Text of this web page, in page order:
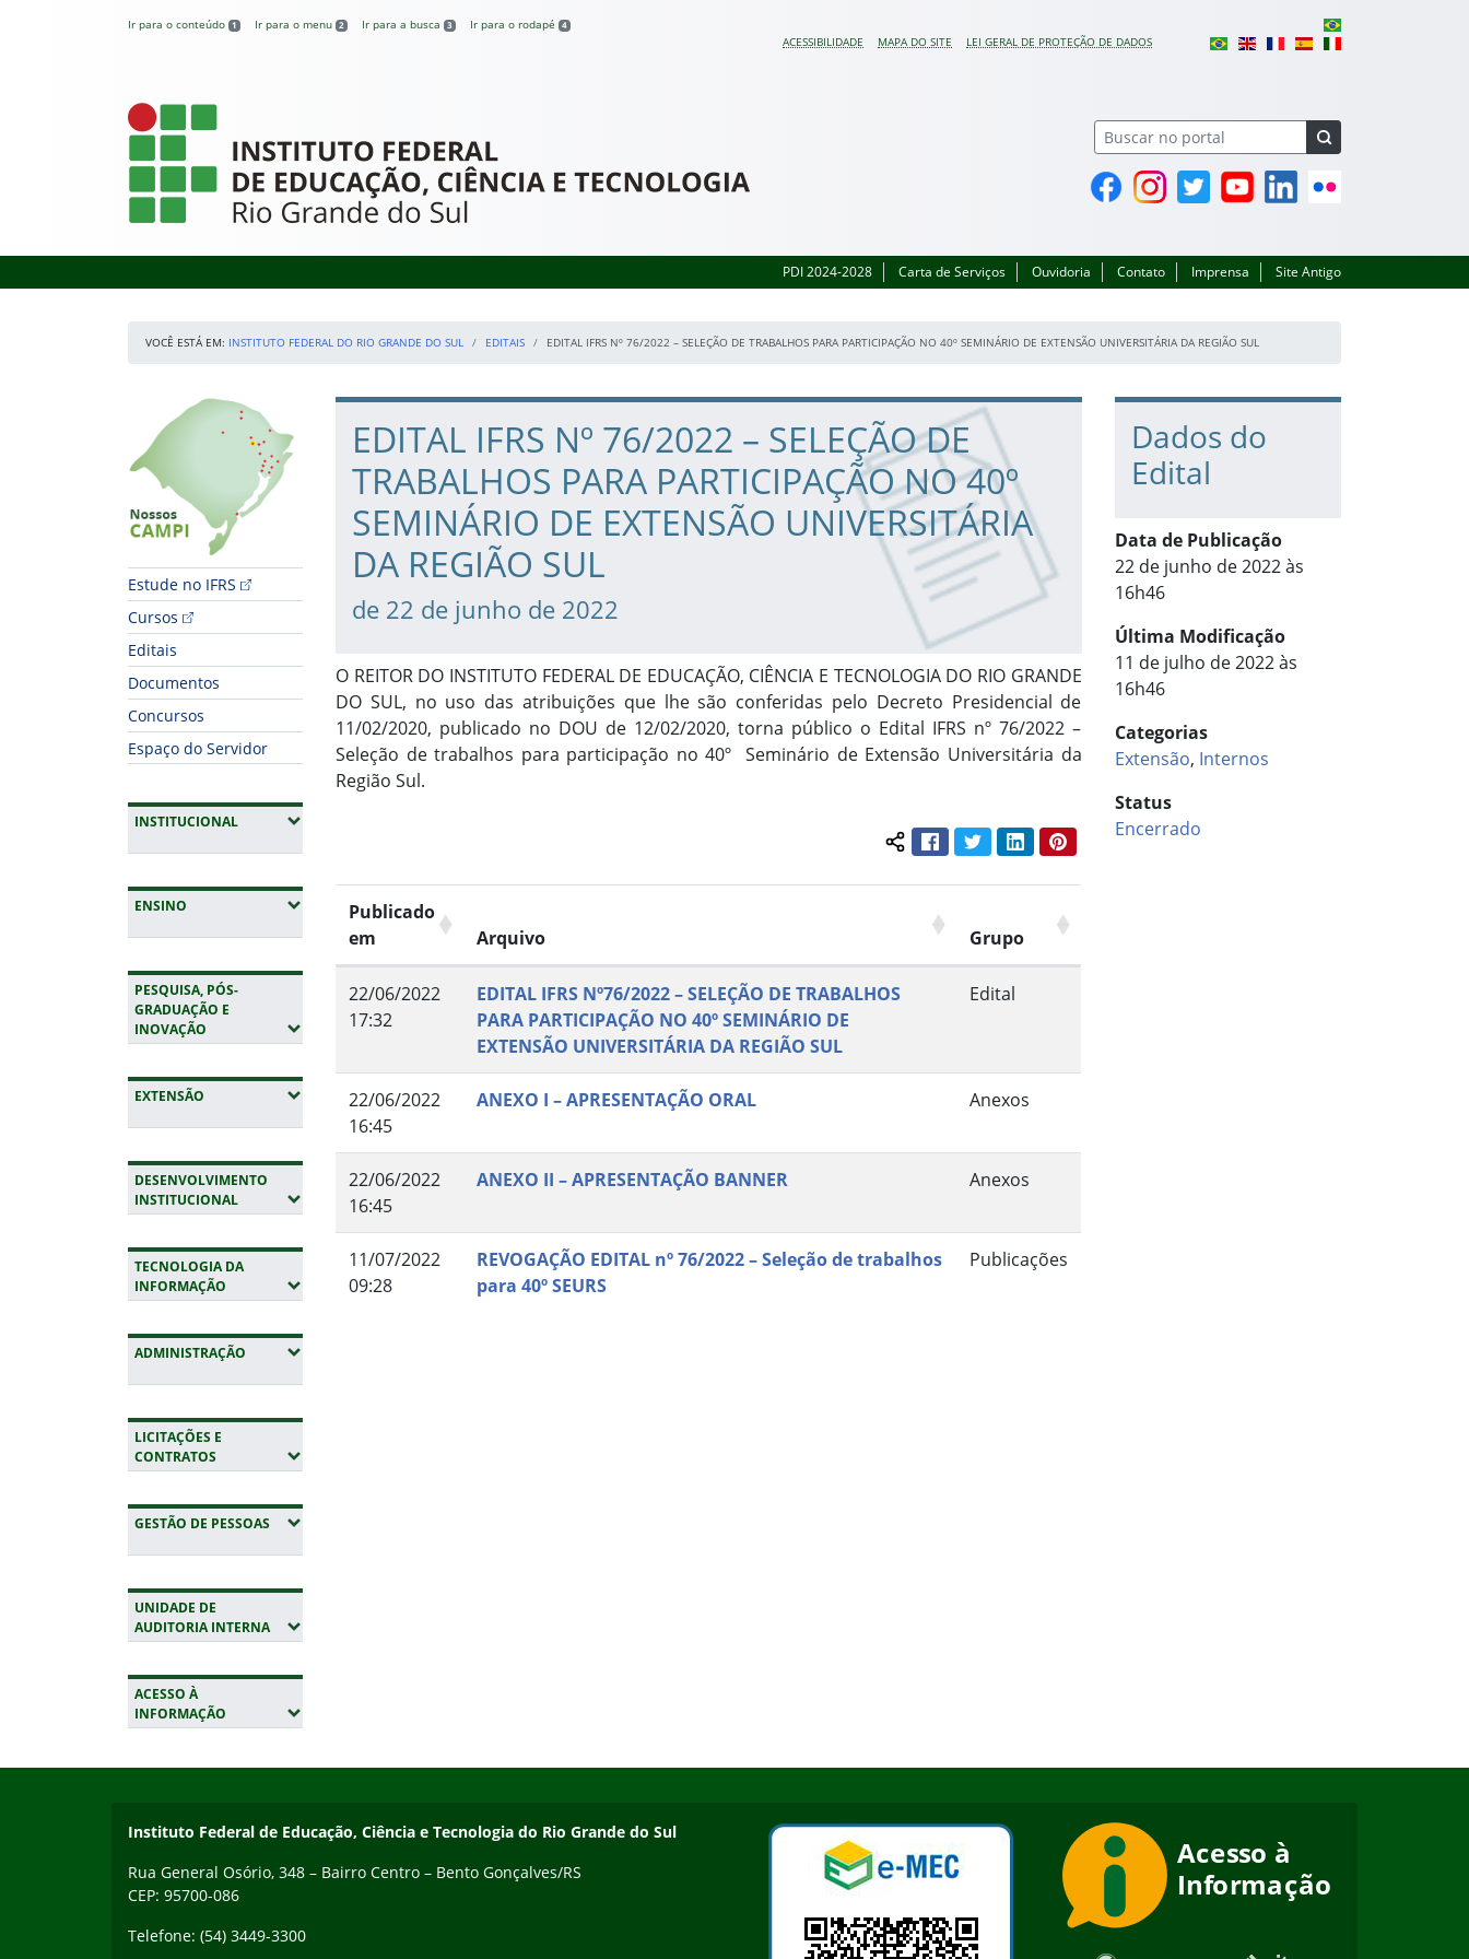
Ir para o conteúdo 1 Ir para o menu 2 Ir para a busca 3 Ir para o rodapé 4
ACESSIBILIDADE MAPA DO SITE LEI GERAL DE PROTEÇÃO DE DADOS
Instituto Federal do Rio Grande do Sul
FacebookInstagramTwitter YouTubeLinkedin
PDI 2024-2028 Carta de Serviços Ouvidoria Contato Imprensa Site Antigo
VOCÊ ESTÁ EM: INSTITUTO FEDERAL DO RIO GRANDE DO SUL EDITAIS EDITAL IFRS Nº 76/2022 – SELEÇÃO DE TRABALHOS PARA PARTICIPAÇÃO NO 40º SEMINÁRIO DE EXTENSÃO UNIVERSITÁRIA DA REGIÃO SUL
Início da navegação
Nossos Campi
Estude no IFRS
Cursos
Editais
Documentos
Concursos
Espaço do Servidor
INSTITUCIONAL(EXPANDIR SUBMENUS)
ENSINO (EXPANDIR SUBMENUS)
PESQUISA, PÓS-
GRADUAÇÃO E
INOVAÇÃO (EXPANDIR SUBMENUS)
EXTENSÃO (EXPANDIR SUBMENUS)
DESENVOLVIMENTO
INSTITUCIONAL(EXPANDIR SUBMENUS)
TECNOLOGIA DA
INFORMAÇÃO (EXPANDIR SUBMENUS)
ADMINISTRAÇÃO (EXPANDIR SUBMENUS)
LICITAÇÕES E
CONTRATOS (EXPANDIR SUBMENUS)
GESTÃO DE PESSOAS (EXPANDIR SUBMENUS)
UNIDADE DE
AUDITORIA INTERNA(EXPANDIR SUBMENUS)
ACESSO À
INFORMAÇÃO (EXPANDIR SUBMENUS)
Início do conteúdo
EDITAL IFRS Nº 76/2022 – SELEÇÃO DE
TRABALHOS PARA PARTICIPAÇÃO NO 40º
SEMINÁRIO DE EXTENSÃO UNIVERSITÁRIA
DA REGIÃO SUL
de 22 de junho de 2022
O REITOR DO INSTITUTO FEDERAL DE EDUCAÇÃO, CIÊNCIA E TECNOLOGIA DO RIO GRANDE
DO SUL, no uso das atribuições que lhe são conferidas pelo Decreto Presidencial de
11/02/2020, publicado no DOU de 12/02/2020, torna público o Edital IFRS nº 76/2022 –
Seleção de trabalhos para participação no 40º Seminário de Extensão Universitária da
Região Sul.
Compartilhar conteúdo:
FacebookTwitterLinkedInPinterest
Publicado
em
Arquivo Grupo
22/06/2022
17:32
EDITAL IFRS Nº76/2022 – SELEÇÃO DE TRABALHOS
PARA PARTICIPAÇÃO NO 40º SEMINÁRIO DE
EXTENSÃO UNIVERSITÁRIA DA REGIÃO SUL
Edital
22/06/2022
16:45
ANEXO I – APRESENTAÇÃO ORAL Anexos
22/06/2022
16:45
ANEXO II – APRESENTAÇÃO BANNER Anexos
11/07/2022
09:28
REVOGAÇÃO EDITAL nº 76/2022 – Seleção de trabalhos
para 40º SEURS
Publicações
Dados do
Edital
Data de Publicação
22 de junho de 2022 às
16h46
Última Modificação
11 de julho de 2022 às
16h46
Categorias
Extensão, Internos
Status
Encerrado
Contato
Instituto Federal de Educação, Ciência e Tecnologia do Rio Grande do Sul
Rua General Osório, 348 – Bairro Centro – Bento Gonçalves/RS
CEP: 95700-086
Telefone: (54) 3449-3300